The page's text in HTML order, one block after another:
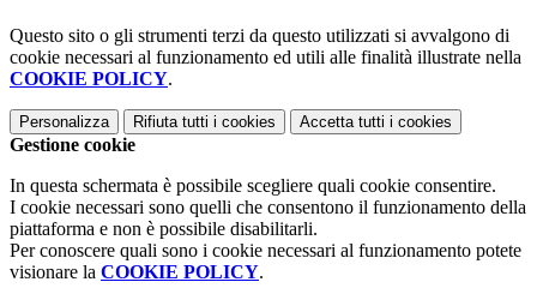
Questo sito o gli strumenti terzi da questo utilizzati si avvalgono di
cookie necessari al funzionamento ed utili alle finalità illustrate nella
COOKIE POLICY.
Personalizza Rifiuta tutti i cookies Accetta tutti i cookies
Gestione cookie
In questa schermata è possibile scegliere quali cookie consentire.
I cookie necessari sono quelli che consentono il funzionamento della
piattaforma e non è possibile disabilitarli.
Per conoscere quali sono i cookie necessari al funzionamento potete
visionare la COOKIE POLICY.